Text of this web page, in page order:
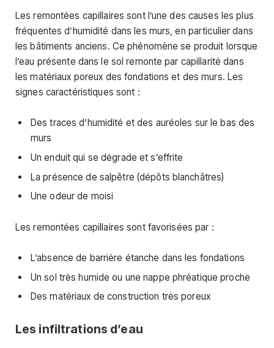
Les remontées capillaires sont l’une des causes les plus
fréquentes d’humidité dans les murs, en particulier dans
les bâtiments anciens. Ce phénomène se produit lorsque
l’eau présente dans le sol remonte par capillarité dans
les matériaux poreux des fondations et des murs. Les
signes caractéristiques sont :
Des traces d’humidité et des auréoles sur le bas des
murs
Un enduit qui se dégrade et s’effrite
La présence de salpêtre (dépôts blanchâtres)
Une odeur de moisi
Les remontées capillaires sont favorisées par :
L’absence de barrière étanche dans les fondations
Un sol très humide ou une nappe phréatique proche
Des matériaux de construction très poreux
Les infiltrations d’eau